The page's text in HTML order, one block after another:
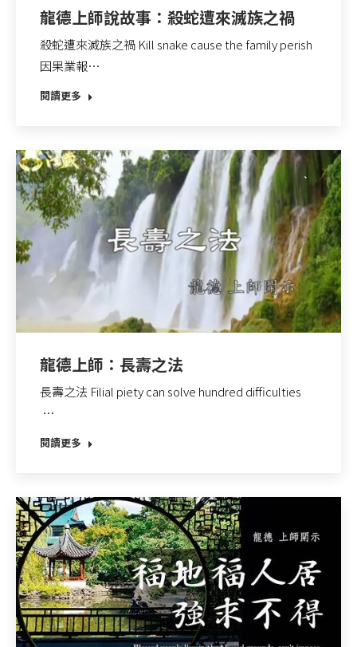
龍德上師說故事：殺蛇遭來滅族之禍
殺蛇遭來滅族之禍 Kill snake cause the family perish
因果業報…
閱讀更多
龍德上師：長壽之法
長壽之法 Filial piety can solve hundred difficulties
…
閱讀更多